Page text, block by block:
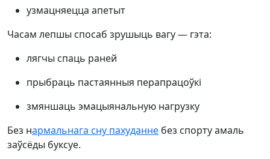
узмацняецца апетыт
Часам лепшы спосаб зрушыць вагу — гэта:
лягчы спаць раней
прыбраць пастаянныя перапрацоўкі
змяншаць эмацыянальную нагрузку
Без нармальнага сну пахуданне без спорту амаль
заўсёды буксуе.